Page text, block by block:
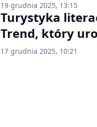
19 grudnia 2025, 13:15
Turystyka
Trend, który
17 grudnia 2025, 10:21